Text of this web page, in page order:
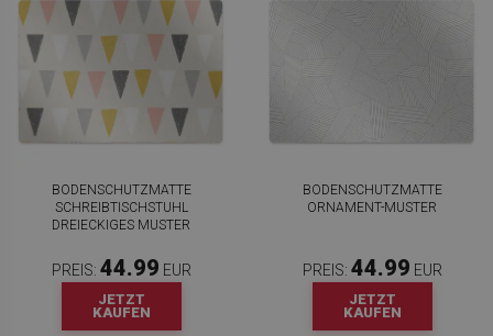
BODENSCHUTZMATTE
SCHREIBTISCHSTUHL
DREIECKIGES MUSTER
PREIS: 44.99 EUR
JETZT
KAUFEN
BODENSCHUTZMATTE
ORNAMENT-MUSTER
PREIS: 44.99 EUR
JETZT
KAUFEN